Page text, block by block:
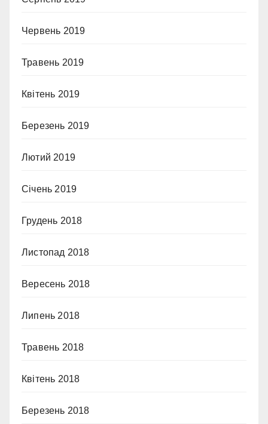
Червень 2019
Травень 2019
Квітень 2019
Березень 2019
Лютий 2019
Січень 2019
Грудень 2018
Листопад 2018
Вересень 2018
Липень 2018
Травень 2018
Квітень 2018
Березень 2018